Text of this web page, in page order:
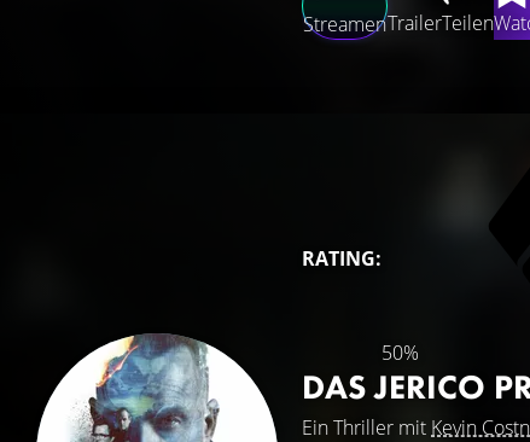
StreamenTrailerTeilen
RATING:
50%
DAS JERICO
Ein Thriller mit Kevin